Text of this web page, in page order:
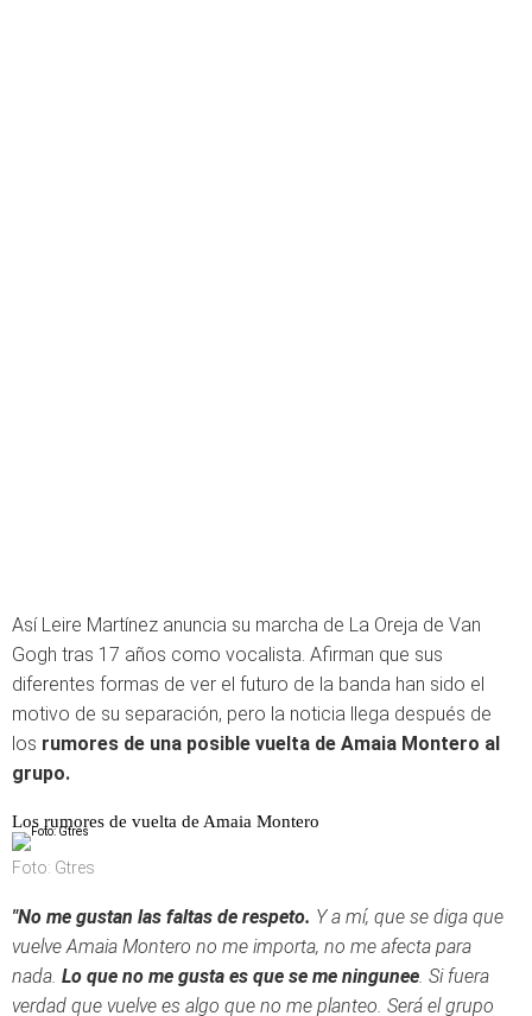
Así Leire Martínez anuncia su marcha de La Oreja de Van
Gogh tras 17 años como vocalista. Afirman que sus
diferentes formas de ver el futuro de la banda han sido el
motivo de su separación, pero la noticia llega después de
los rumores de una posible vuelta de Amaia Montero al
grupo.
Los rumores de vuelta de Amaia Montero
Foto: Gtres
"No me gustan las faltas de respeto. Y a mí, que se diga que
vuelve Amaia Montero no me importa, no me afecta para
nada. Lo que no me gusta es que se me ningunee. Si fuera
verdad que vuelve es algo que no me planteo. Será el grupo